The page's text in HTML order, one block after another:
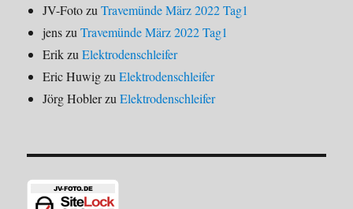
JV-FotozuTravemünde März 2022 Tag1
jenszuTravemünde März 2022 Tag1
ErikzuElektrodenschleifer
Eric HuwigzuElektrodenschleifer
Jörg HoblerzuElektrodenschleifer